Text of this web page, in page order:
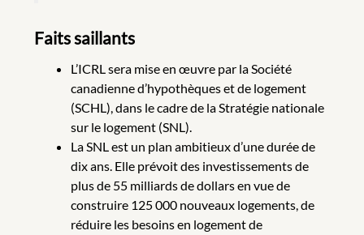
Faits saillants
L’ICRL sera mise en œuvre par la Société
canadienne d’hypothèques et de logement
(SCHL), dans le cadre de la Stratégie nationale
sur le logement (SNL).
La SNL est un plan ambitieux d’une durée de
dix ans. Elle prévoit des investissements de
plus de 55 milliards de dollars en vue de
construire 125 000 nouveaux logements, de
réduire les besoins en logement de